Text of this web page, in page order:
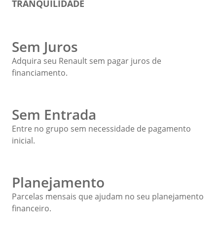
TRANQUILIDADE
Sem Juros
Adquira seu Renault sem pagar juros de
financiamento.
Sem Entrada
Entre no grupo sem necessidade de pagamento
inicial.
Planejamento
Parcelas mensais que ajudam no seu planejamento
financeiro.